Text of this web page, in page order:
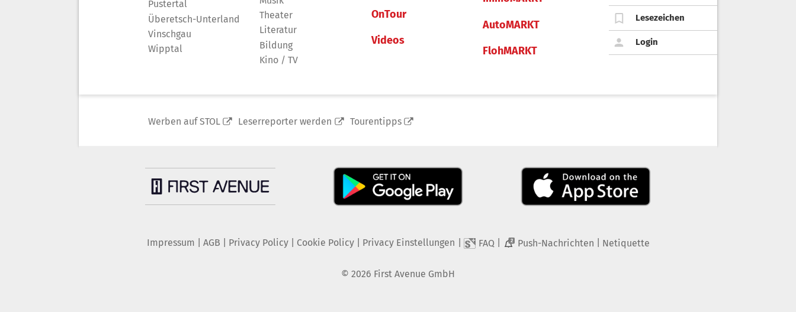
Pustertal
Überetsch-Unterland
Vinschgau
Wipptal
Theater
Literatur
Bildung
Kino / TV
OnTour
Videos
AutoMARKT
FlohMARKT
Lesezeichen
Login
Werben auf STOL Leserreporter werden Tourentipps
Impressum AGB Privacy Policy| Cookie Policy| Privacy Einstellungen FAQ 2 Push-Nachrichten Netiquette
© 2026 First Avenue GmbH